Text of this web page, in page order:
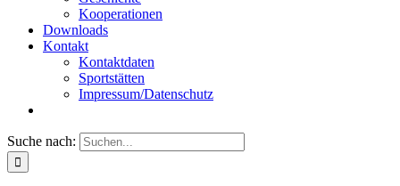
Kooperationen
Downloads
Kontakt
Kontaktdaten
Sportstätten
Impressum/Datenschutz
Suche nach: